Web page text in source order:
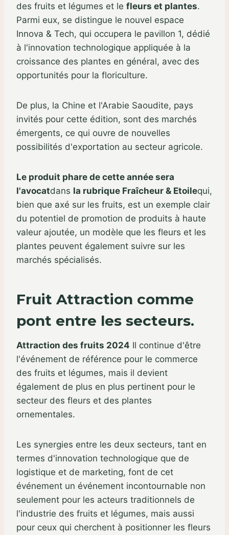
des fruits et légumes et le fleurs et plantes.
Parmi eux, se distingue le nouvel espace
Innova & Tech, qui occupera le pavillon 1, dédié
à l'innovation technologique appliquée à la
croissance des plantes en général, avec des
opportunités pour la floriculture.
De plus, la Chine et l'Arabie Saoudite, pays
invités pour cette édition, sont des marchés
émergents, ce qui ouvre de nouvelles
possibilités d'exportation au secteur agricole.
Le produit phare de cette année sera
l'avocatdans la rubrique Fraîcheur & Etoilequi,
bien que axé sur les fruits, est un exemple clair
du potentiel de promotion de produits à haute
valeur ajoutée, un modèle que les fleurs et les
plantes peuvent également suivre sur les
marchés spécialisés.
Fruit Attraction comme
pont entre les secteurs.
Attraction des fruits 2024 Il continue d'être
l'événement de référence pour le commerce
des fruits et légumes, mais il devient
également de plus en plus pertinent pour le
secteur des fleurs et des plantes
ornementales.
Les synergies entre les deux secteurs, tant en
termes d'innovation technologique que de
logistique et de marketing, font de cet
événement un événement incontournable non
seulement pour les acteurs traditionnels de
l'industrie des fruits et légumes, mais aussi
pour ceux qui cherchent à positionner les fleurs